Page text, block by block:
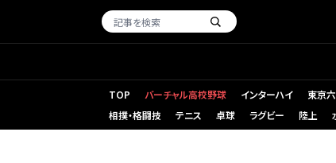
TOP バーチャル高校野球 インターハイ 東京
相撲・格闘技
テニス 卓球 ラグビー 陸上